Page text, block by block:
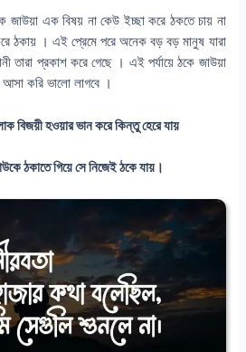
জাউয়া এক বিষয় না কেউ ইচ্ছা করে ঠকতে চায় না
ঠকায় । এই প্রেমে পরে অনেক বড় বড় মানুষ যারা
তারা প্রকাশ করে গেছে । এই পর্যায়ে ঠকে জাউয়া
আসা করি ভালো লাগবে ।
বিজয়ী হওয়ার ভান করে কিন্তু হেরে যায়
ঠকাতে গিয়ে সে নিজেই ঠকে যায়।